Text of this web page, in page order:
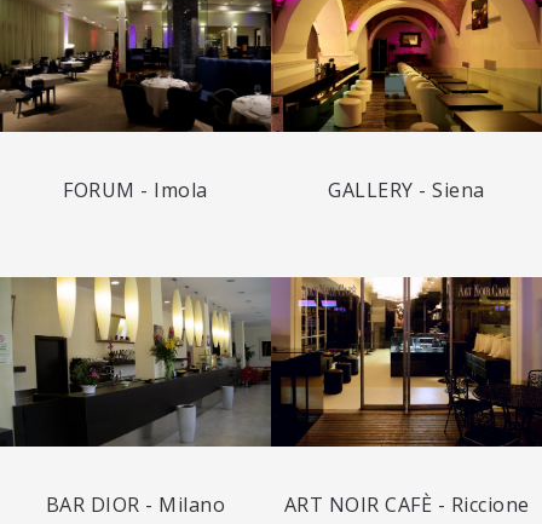
FORUM - Imola GALLERY - Siena
BAR DIOR - Milano ART NOIR CAFÈ - Riccione